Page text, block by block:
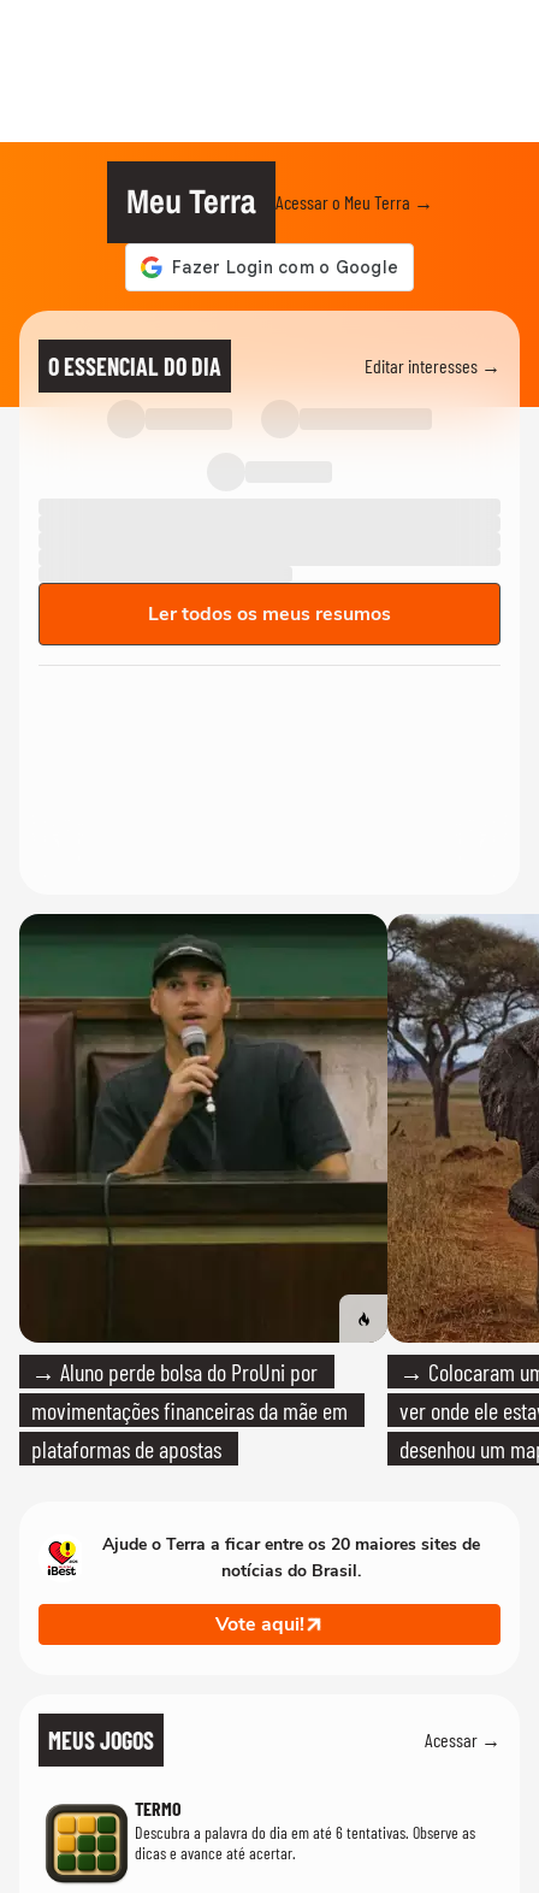
Meu Terra Acessar o Meu Terra →
O ESSENCIAL DO DIA Editar interesses →
Ler todos os meus resumos
→ Aluno perde bolsa do ProUni por
movimentações financeiras da mãe em
plataformas de apostas
→ Colocaram
ver onde ele
desenhou um
Ajude o Terra a ficar entre os 20 maiores sites de
notícias do Brasil.
Vote aqui!
MEUS JOGOS Acessar →
TERMO
Descubra a palavra do dia em até 6 tentativas. Observe as
dicas e avance até acertar.